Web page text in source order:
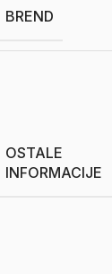
BREND
OSTALE
INFORMACIJE